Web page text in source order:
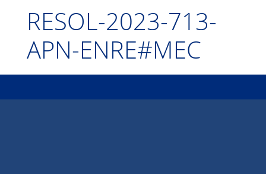
RESOL-2023-713-
APN-ENRE#MEC